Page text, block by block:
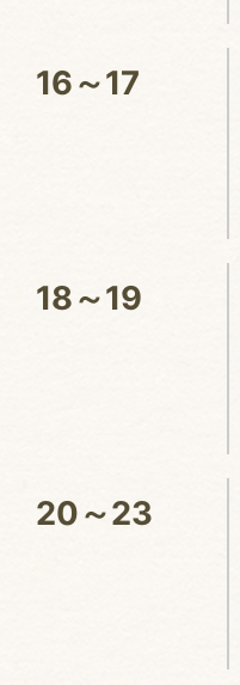
16～17
18～19
20～23